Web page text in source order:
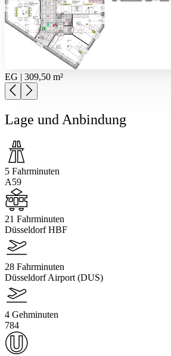
EG | 309,50 m²
Lage und Anbindung
5 Fahrminuten
A59
21 Fahrminuten
Düsseldorf HBF
28 Fahrminuten
Düsseldorf Airport (DUS)
4 Gehminuten
784